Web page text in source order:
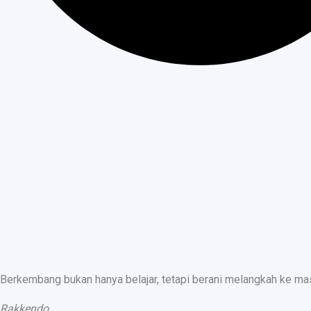
Berkembang bukan hanya belajar, tetapi berani melangkah ke